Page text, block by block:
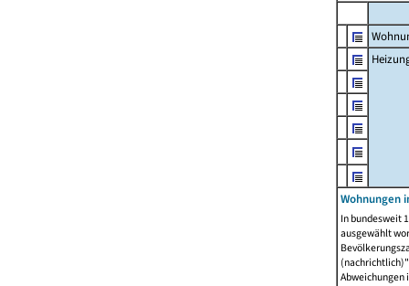
Wohnungen
In bundesweit
ausgewählt
Abweichungen